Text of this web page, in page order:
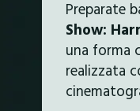
Preparate
Show:
una forma
realizzata